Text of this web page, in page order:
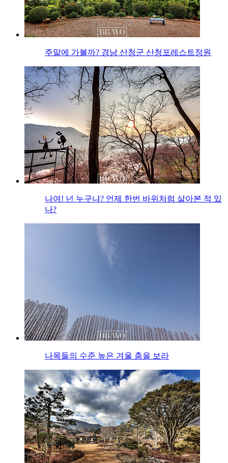
주말에 가볼까? 경남 산청군 산청포레스트정원
나여! 넌 누구냐? 언제 한번 바위처럼 살아본 적 있
나?
나목들의 수준 높은 겨울 춤을 보라